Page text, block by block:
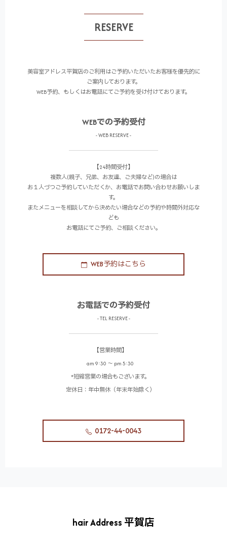
RESERVE
美容室アドレス平賀店のご利用はご予約いただいたお客様を優先的に
ご案内しております。
WEB予約、もしくはお電話にてご予約を受け付けております。
WEBでの予約受付
- WEB RESERVE -
【24時間受付】
複数人(親子、兄弟、お友達、ご夫婦など)の場合は
お１人づつご予約していただくか、お電話でお問い合わせお願いしま
す。
またメニューを相談してから決めたい場合などの予約や時間外対応な
ども
お電話にてご予約、ご相談ください。
WEB予約はこちら
お電話での予約受付
- TEL RESERVE -
【営業時間】
am 9:30 〜 pm 5:30
*短縮営業の場合もございます。
定休日：年中無休（年末年始除く）
0172-44-0043
hair Address 平賀店